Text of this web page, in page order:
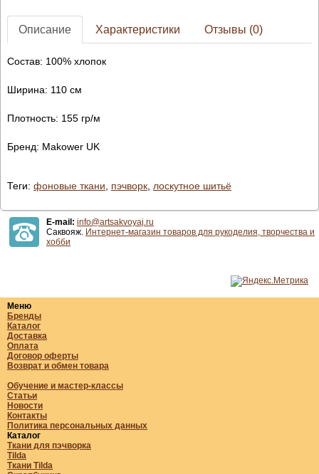
Описание Характеристики Отзывы (0)
Состав: 100% хлопок
Ширина: 110 см
Плотность: 155 гр/м
Бренд: Makower UK
Теги: фоновые ткани пэчворк, лоскутное шитьё
E-mail: info@artsakvoyaj.ru
Саквояж. Интернет-магазин товаров для рукоделия, творчества и
хобби
Меню
Бренды
Каталог
Доставка
Оплата
Договор оферты
Возврат и обмен товара
Обучение и мастер-классы
Статьи
Новости
Контакты
Политика персональных данных
Каталог
Ткани для пэчворка
Tilda
Ткани Tilda